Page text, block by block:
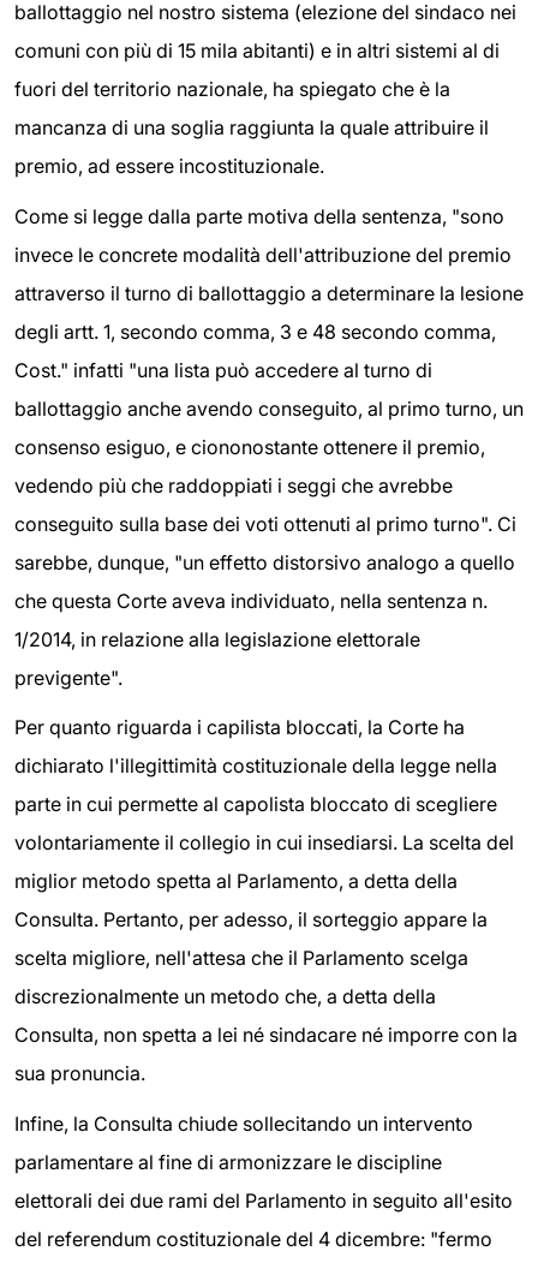
ballottaggio nel nostro sistema (elezione del sindaco nei
comuni con più di 15 mila abitanti) e in altri sistemi al di
fuori del territorio nazionale, ha spiegato che è la
mancanza di una soglia raggiunta la quale attribuire il
premio, ad essere incostituzionale.
Come si legge dalla parte motiva della sentenza, "sono
invece le concrete modalità dell'attribuzione del premio
attraverso il turno di ballottaggio a determinare la lesione
degli artt. 1, secondo comma, 3 e 48 secondo comma,
Cost." infatti "una lista può accedere al turno di
ballottaggio anche avendo conseguito, al primo turno, un
consenso esiguo, e ciononostante ottenere il premio,
vedendo più che raddoppiati i seggi che avrebbe
conseguito sulla base dei voti ottenuti al primo turno". Ci
sarebbe, dunque, "un effetto distorsivo analogo a quello
che questa Corte aveva individuato, nella sentenza n.
1/2014, in relazione alla legislazione elettorale
previgente".
Per quanto riguarda i capilista bloccati, la Corte ha
dichiarato l'illegittimità costituzionale della legge nella
parte in cui permette al capolista bloccato di scegliere
volontariamente il collegio in cui insediarsi. La scelta del
miglior metodo spetta al Parlamento, a detta della
Consulta. Pertanto, per adesso, il sorteggio appare la
scelta migliore, nell'attesa che il Parlamento scelga
discrezionalmente un metodo che, a detta della
Consulta, non spetta a lei né sindacare né imporre con la
sua pronuncia.
Infine, la Consulta chiude sollecitando un intervento
parlamentare al fine di armonizzare le discipline
elettorali dei due rami del Parlamento in seguito all'esito
del referendum costituzionale del 4 dicembre: "fermo